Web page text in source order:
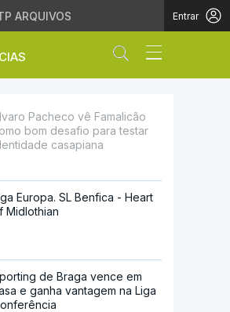
ARQUIVOS Entrar
Abrir campo
testar
Pacheco vê Famalicão
bom desafio para testar
casapiana
Europa. SL Benfica - Heart
Midlothian
de Braga vence em
e ganha vantagem na Liga